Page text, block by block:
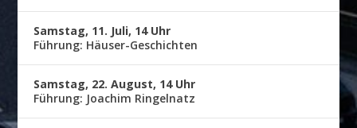
Samstag, 11. Juli, 14 Uhr
Führung: Häuser-Geschichten
Samstag, 22. August, 14 Uhr
Führung: Joachim Ringelnatz